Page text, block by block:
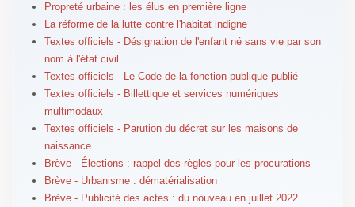
Propreté urbaine : les élus en première ligne
La réforme de la lutte contre l'habitat indigne
Textes officiels - Désignation de l'enfant né sans vie par son
nom à l'état civil
Textes officiels - Le Code de la fonction publique publié
Textes officiels - Billettique et services numériques
multimodaux
Textes officiels - Parution du décret sur les maisons de
naissance
Brève - Élections : rappel des règles pour les procurations
Brève - Urbanisme : dématérialisation
Brève - Publicité des actes : du nouveau en juillet 2022